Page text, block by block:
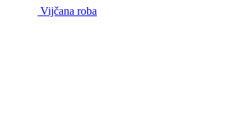
Vijčana roba